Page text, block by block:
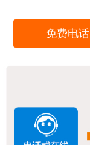
免费电话